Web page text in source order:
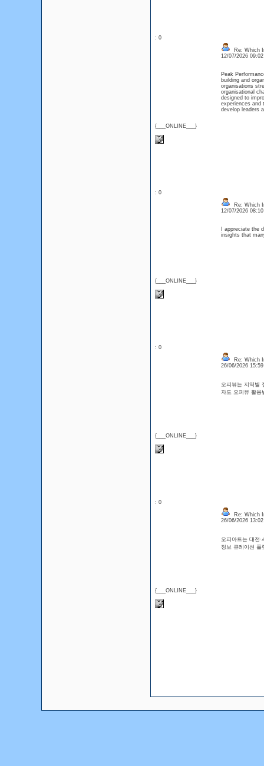
: 0
{___ONLINE___}
Re: Which
12/07/2026
Peak
building and
organisations
organisational
designed to
experiences and
develop leaders
: 0
{___ONLINE___}
Re: Which
12/07/2026
I appreciate the
insights that
: 0
{___ONLINE___}
Re: Which
26/06/2026
오피뷰는 지역별
자도 오피뷰 활
: 0
{___ONLINE___}
Re: Which
26/06/2026
오피아트는 대전
정보 큐레이션